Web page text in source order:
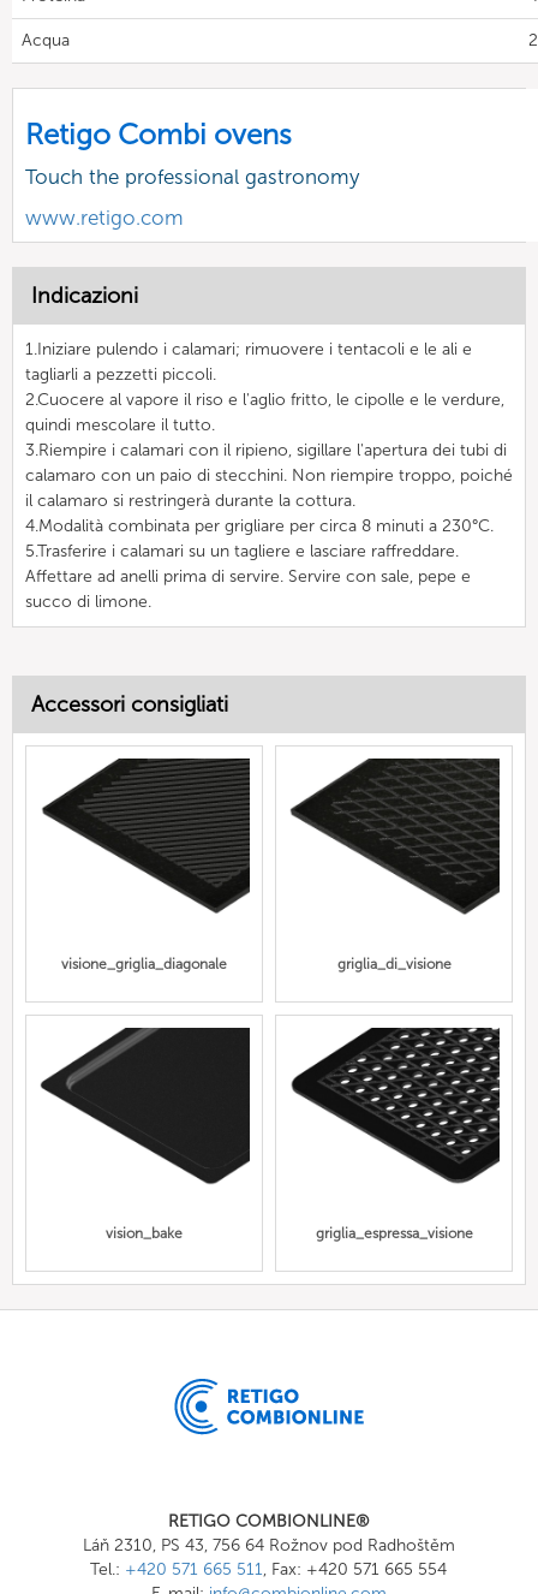
Acqua
Retigo Combi ovens
Touch the professional gastronomy
www.retigo.com
Indicazioni
1.Iniziare pulendo i calamari; rimuovere i tentacoli e le ali e
tagliarli a pezzetti piccoli.
2.Cuocere al vapore il riso e l'aglio fritto, le cipolle e le verdure,
quindi mescolare il tutto.
3.Riempire i calamari con il ripieno, sigillare l'apertura dei tubi di
calamaro con un paio di stecchini. Non riempire troppo, poiché
il calamaro si restringerà durante la cottura.
4.Modalità combinata per grigliare per circa 8 minuti a 230°C.
5.Trasferire i calamari su un tagliere e lasciare raffreddare.
Affettare ad anelli prima di servire. Servire con sale, pepe e
succo di limone.
Accessori consigliati
visione_griglia_diagonale griglia_di_visione
vision_bake griglia_espressa_visione
RETIGO COMBIONLINE®
Láň 2310, PS 43, 756 64 Rožnov pod Radhoštěm
Tel.: +420 571 665 511, Fax: +420 571 665 554